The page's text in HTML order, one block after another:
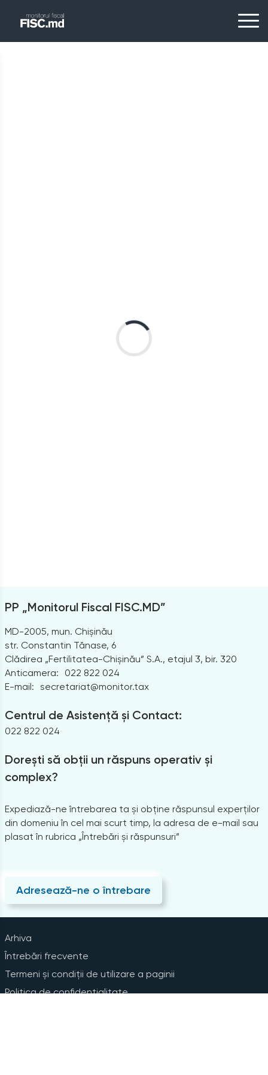
PP „Monitorul Fiscal FISC.MD”
MD-2005, mun. Chișinău
str. Constantin Tănase, 6
Clădirea „Fertilitatea-Chișinău” S.A., etajul 3, bir. 320
Anticamera:
022 822 024
E-mail: secretariat@monitor.tax
Centrul de Asistență și Contact:
022 822 024
Dorești să obții un răspuns operativ și
complex?
Expediază-ne întrebarea ta și obține răspunsul experților
din domeniu în cel mai scurt timp, la adresa de e-mail sau
plasat în rubrica „Întrebări și răspunsuri”
Adresează-ne o întrebare
Arhiva
Întrebări frecvente
Termeni și condiții de utilizare a paginii
Politica de confidențialitate